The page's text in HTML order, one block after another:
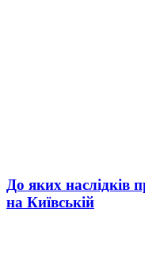
До яких наслідків
на Київській